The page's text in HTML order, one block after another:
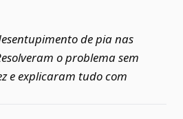
de pia nas
o problema sem
e explicaram tudo com